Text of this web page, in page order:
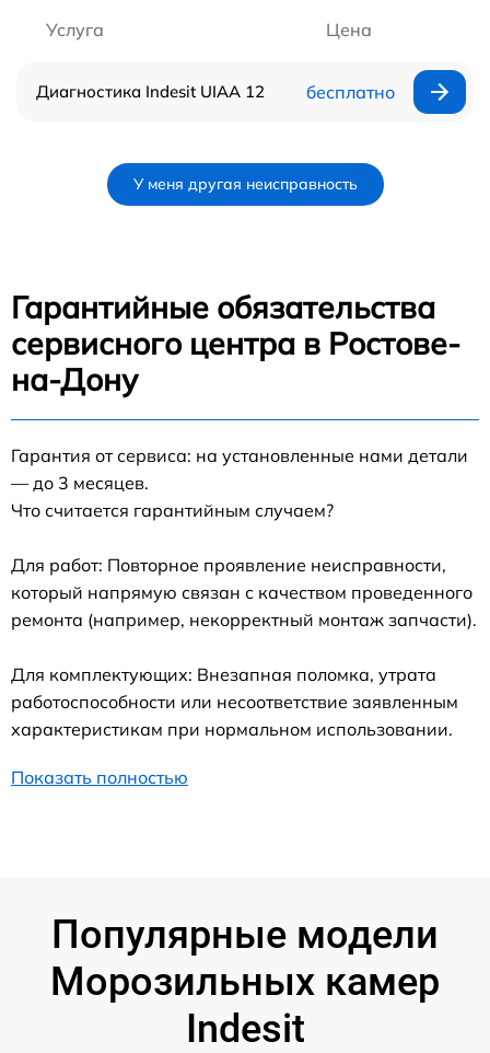
Услуга Цена
Диагностика Indesit UIAA 12 бесплатно
У меня другая неисправность
Гарантийные обязательства
сервисного центра в Ростове-
на-Дону
Гарантия от сервиса: на установленные нами детали
— до 3 месяцев.
Что считается гарантийным случаем?
Для работ: Повторное проявление неисправности,
который напрямую связан с качеством проведенного
ремонта (например, некорректный монтаж запчасти).
Для комплектующих: Внезапная поломка, утрата
работоспособности или несоответствие заявленным
характеристикам при нормальном использовании.
Показать полностью
Популярные модели
Морозильных камер
Indesit